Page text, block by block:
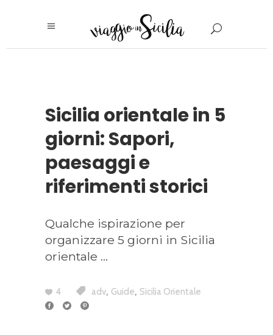
Sicilia orientale in 5
giorni: Sapori,
paesaggi e
riferimenti storici
Qualche ispirazione per
organizzare 5 giorni in Sicilia
orientale
4 adv, Guide, Sicilia Orientale